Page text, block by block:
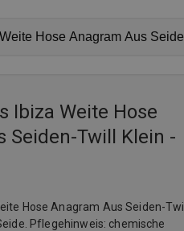
Ibiza Weite Hose
Seiden-Twill Klein -
Hose Anagram Aus Seiden-Twill
Pflegehinweis: chemische